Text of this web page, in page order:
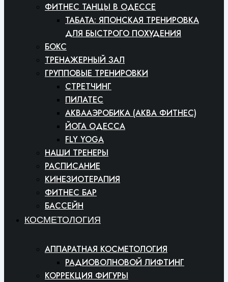
ФИТНЕС ТАНЦЫ В ОДЕССЕ
ТАБАТА: ЯПОНСКАЯ ТРЕНИРОВКА
ДЛЯ БЫСТРОГО ПОХУДЕНИЯ
БОКС
ТРЕНАЖЕРНЫЙ ЗАЛ
ГРУППОВЫЕ ТРЕНИРОВКИ
СТРЕТЧИНГ
ПИЛАТЕС
АКВААЭРОБИКА (АКВА ФИТНЕС)
ЙОГА ОДЕССА
FLY YOGA
НАШИ ТРЕНЕРЫ
РАСПИСАНИЕ
КИНЕЗИОТЕРАПИЯ
ФИТНЕС БАР
БАССЕЙН
КОСМЕТОЛОГИЯ
АППАРАТНАЯ КОСМЕТОЛОГИЯ
РАДИОВОЛНОВОЙ ЛИФТИНГ
КОРРЕКЦИЯ ФИГУРЫ